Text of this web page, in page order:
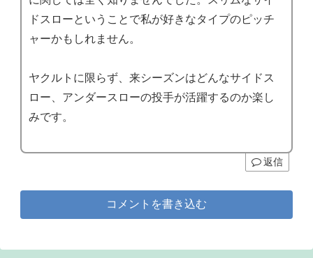
ドスローということで私が好きなタイプのピッチ
ャーかもしれません。
ヤクルトに限らず、来シーズンはどんなサイドス
ロー、アンダースローの投手が活躍するのか楽し
みです。
返信
コメントを書き込む